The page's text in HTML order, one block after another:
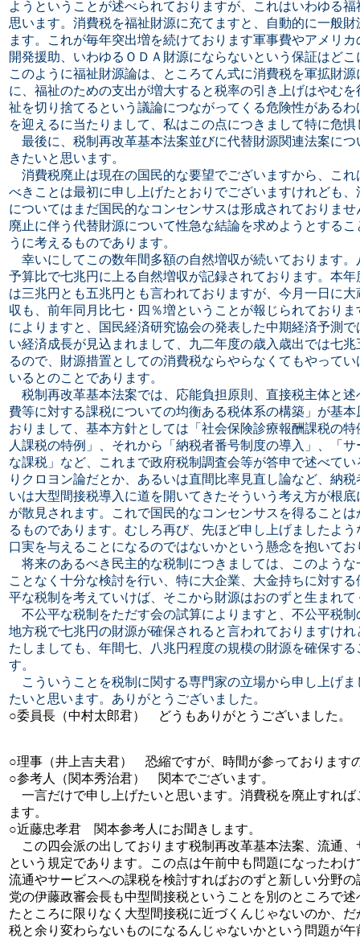
ようということが述べられておりますが、これはいわゆる
思います。消費税を福祉財源に充てますと、自動的に一般
ます。これが毎年突出増を続けております軍事費やアメリ
開発援助、いわゆるＯＤＡ財源にならないという保証はど
このように福祉財源論は、ところてん式に消費税を軍拡財
に、福祉のための支出が増大すると税率の引き上げはやむ
祉を切り捨てるという議論につながってくる危険性がある
を迎えるに当たりまして、私はこの点につきまして特に危
最後に、税制再改革基本法案並びに代替財源関連法案に
きたいと思います。
消費税廃止は現在の国民的な要望でございますから、こ
べきことは最初に申し上げたとおりでございますけれども
についてはまだ国民的なコンセンサスは形成されておりま
廃止に伴う代替財源について性急な結論を求めようとする
うに考えるものであります。
幸いにしてこの数年間多額の自然増収が続いております
予算比で七兆円に上る自然増収が記録されております。本
は三兆円とも五兆円とも言われておりますが、今月一日に
収も、前年同月比七・四％増ということが報じられており
によりますと、国民経済研究協会の発表した中期経済予測
い経済成長が見込まれまして、九二年度の歳入歳出では七
るので、財源措置としての消費税ならやらなくてもやって
いるとのことであります。
税制再改革基本法案では、応能負担原則、直接税主体と
費等に対する課税についての均衡ある税体系の構築」が基
おりまして、基本方針としては「社会保険診療報酬課税の
人課税の特例」、それから「納税者番号制度の導入」、「
な課税」など、これまで政府税制調査会等が答申で述べて
りクロヨン論だとか、あるいは直間比率見直し論など、納
いは大型間接税導入に道を開いてきたそういう考え方が根
が散見されます。これで国民的なコンセンサスを得ること
るものであります。むしろ再び、先ほど申し上げましたよ
口実を与えることになるのではないかという懸念を抱いてお
将来のあるべき民主的な税制につきましては、このよう
ことなく十分な検討を行い、特に大企業、大金持ちに対す
平な税制を考えていけば、そこから財源はおのずと生まれ
不公平な税制をただす会の試算によりますと、不公平税
地方税で七兆円の財源が確保されると言われておりますけ
たしましても、年間七、八兆円程度の規模の財源を確保す
す。
こういうことを税制に関する専門家の立場から申し上げ
たいと思います。ありがとうございました。
○委員長（中村太郎君） どうもありがとうございました。
○理事（井上吉夫君） 恐縮ですが、時間が参っております
○参考人（関本秀治君） 関本でございます。
一言だけで申し上げたいと思います。消費税を廃止すれ
ます。
○近藤忠孝君 関本参考人にお聞きします。
この四会派の出しております税制再改革基本法案、流通
という規定であります。この点は午前中も問題になったわ
流通やサービスへの課税を検討すればおのずと新しい分野
党の伊藤政審会長も中型間接税ということを別のところで
たところに限りなく大型間接税に近づくんじゃないのか、
税と余り変わらないものになるんじゃないかという問題が